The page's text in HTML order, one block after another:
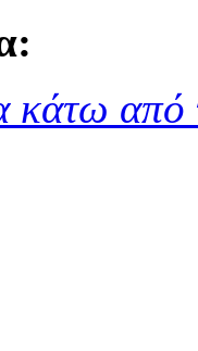
κάτω από